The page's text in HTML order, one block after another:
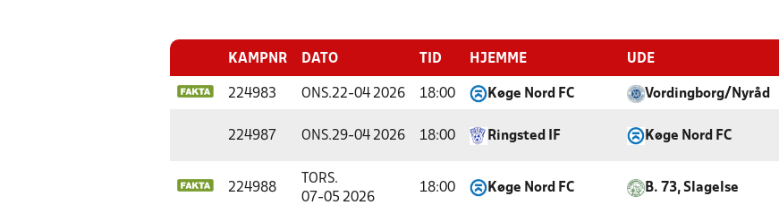
KAMPNR DATO TID HJEMME UDE
224983 ONS.22-04 2026 18:00 Køge Nord FC Vordingborg/Nyråd
224987 ONS.29-04 2026 18:00 Ringsted IF Køge Nord FC
224988
TORS.
07-05 2026
18:00 Køge Nord FC B. 73, Slagelse